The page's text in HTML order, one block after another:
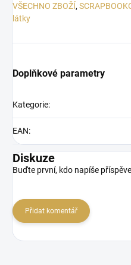
VŠECHNO ZBOŽÍ,
látky
Doplňkové parametry
Kategorie:
EAN:
Diskuze
Buďte první, kdo napíše
Přidat komentář